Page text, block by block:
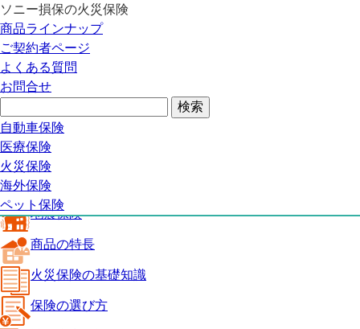
ソニー損保の火災保険
商品ラインナップ
ご契約者ページ
よくある質問
お問合せ
自動車保険
医療保険
火災保険
海外保険
ペット保険
火災保険トップ
地震保険
商品の特長
火災保険の基礎知識
保険の選び方
火災保険ガイド
見積り・申込み
よくある質問
火災保険トップ
地震保険
商品の特長
火災保険の基礎知識
保険の選び方